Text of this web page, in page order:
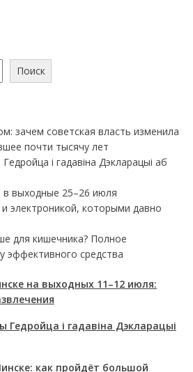
Поиск
зачем советская власть изменила
почти тысячу лет
і гадавіна Дэкларацыі аб
в выходные 25–26 июля
электроникой, которыми давно
для кишечника? Полное
эффективного средства
на выходных 11–12 июля:
Гедройца і гадавіна Дэкларацыі
как пройдёт большой